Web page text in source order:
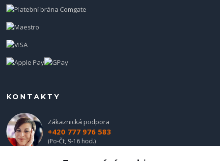
KONTAKTY
Zákaznická podpora
+420 777 976 583
(Po-Čt, 9-16 hod.)